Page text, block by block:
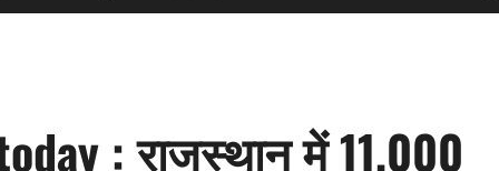
: राजस्थान में 11,000